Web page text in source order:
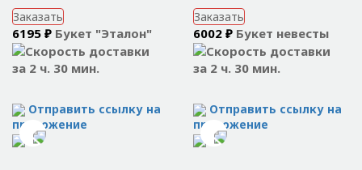
Заказать
6195 ₽ Букет "Эталон"
за 2 ч. 30 мин.
Отправить ссылку на
приложение
Заказать
6002 ₽ Букет невесты
за 2 ч. 30 мин.
Отправить ссылку на
приложение